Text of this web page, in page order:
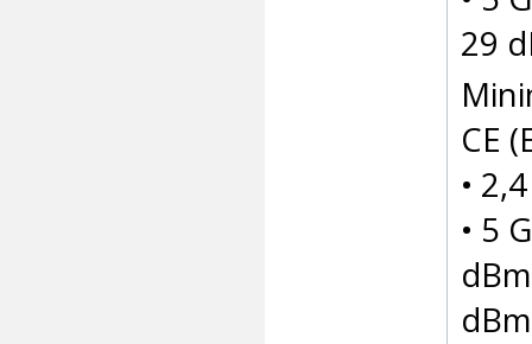
29
CE
•
• 5